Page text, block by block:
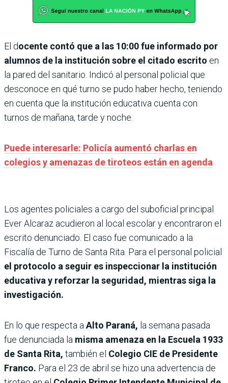
El docente contó que a las 10:00 fue informado por
alumnos de la institución sobre el citado escrito en
la pared del sanitario. Indicó al personal policial que
desconoce en qué turno se pudo haber hecho, teniendo
en cuenta que la institución educativa cuenta con
turnos de mañana, tarde y noche.
Puede interesarle: Policía aumentó charlas en
colegios y amenazas de tiroteos están en agenda
Los agentes policiales a cargo del suboficial principal
Ever Alcaraz acudieron al local escolar y encontraron el
escrito denunciado. El caso fue comunicado a la
Fiscalía de Turno de Santa Rita. Para el personal policial
el protocolo a seguir es inspeccionar la institución
educativa y reforzar la seguridad, mientras siga la
investigación.
En lo que respecta a Alto Paraná, la semana pasada
fue denunciada la misma amenaza en la Escuela 1933
de Santa Rita, también el Colegio CIE de Presidente
Franco. Para el 23 de abril se hizo una advertencia de